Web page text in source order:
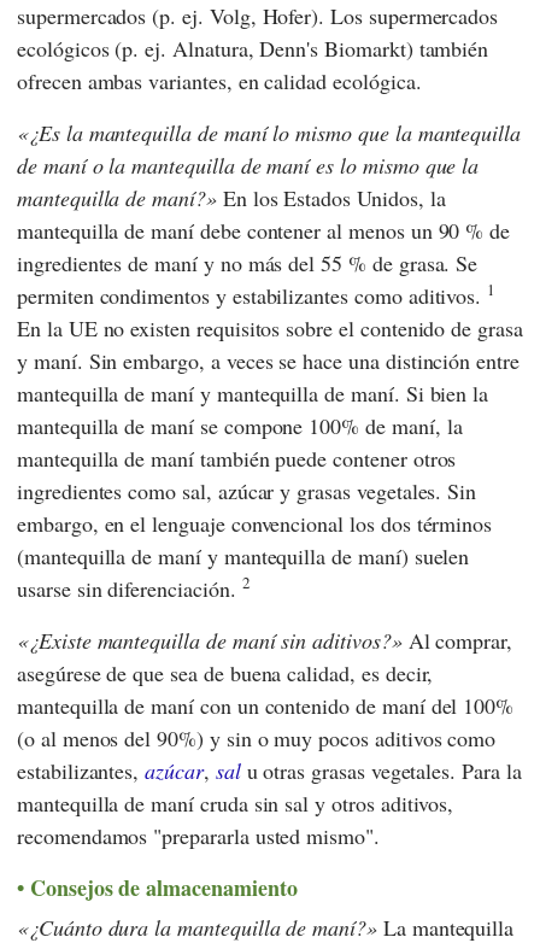
supermercados (p. ej. Volg, Hofer). Los supermercados
ecológicos (p. ej. Alnatura,Denn's Biomarkt) también
ofrecen ambas variantes, en calidad ecológica.
¿Es la mantequilla de maní lo mismo que la mantequilla
de maní o la mantequilla de maní es lo mismo que la
mantequilla de maní? En los Estados Unidos, la
mantequilla de maní debe contener al menos un 90 % de
ingredientes de maní y no más del 55 % de grasa. Se
permiten condimentos y estabilizantes como aditivos. 1
En la UE no existen requisitos sobre el contenido de grasa
y maní. Sin embargo, a veces se hace una distinción entre
mantequilla de maní y mantequilla de maní. Si bien la
mantequilla de maní se compone 100% de maní, la
mantequilla de maní también puede contener otros
ingredientes como sal, azúcar y grasas vegetales. Sin
embargo, en el lenguaje convencional los dos términos
(mantequilla de maní y mantequilla de maní) suelen
usarse sin diferenciación. 2
¿Existe mantequilla de maní sin aditivos? Al comprar,
asegúrese de que sea de buena calidad, es decir,
mantequilla de maní con un contenido de maní del 100%
(o al menos del 90%) y sin o muy pocos aditivos como
estabilizantes,azúcar, salu otras grasas vegetales. Para la
mantequilla de maní cruda sin sal y otros aditivos,
recomendamos "prepararla usted mismo".
Consejos de almacenamiento
¿Cuánto dura la mantequilla de maní? La mantequilla